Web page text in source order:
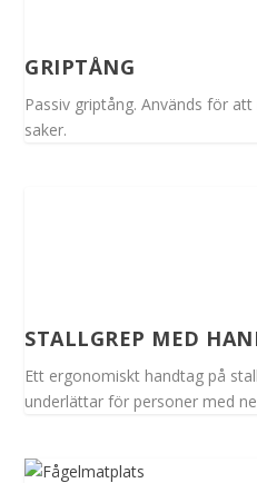
GRIPTÅNG
Passiv griptång. Används för
saker.
STALLGREP MED
Ett ergonomiskt handtag på
underlättar för personer med